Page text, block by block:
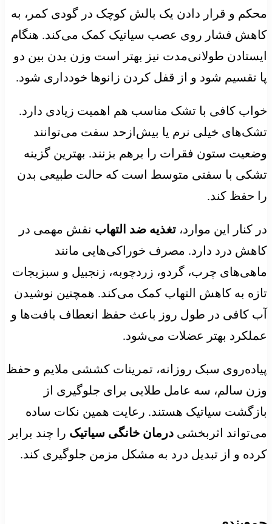
محکم و قرار دادن یک بالش کوچک در گودی کمر، به
کاهش فشار روی عصب سیاتیک کمک می‌کند. هنگام
ایستادن طولانی‌مدت نیز بهتر است وزن بدن بین دو
پا تقسیم شود و از قفل کردن زانوها خودداری شود.
خواب کافی با تشک مناسب هم اهمیت زیادی دارد.
تشک‌های خیلی نرم یا بیش‌ازحد سفت می‌توانند
وضعیت ستون فقرات را برهم بزنند. بهترین گزینه
تشکی با سفتی متوسط است که حالت طبیعی بدن
را حفظ کند.
در کنار این موارد، تغذیه ضد التهاب نقش مهمی در
کاهش درد دارد. مصرف خوراکی‌هایی مانند
ماهی‌های چرب، گردو، زردچوبه، زنجبیل و سبزیجات
تازه به کاهش التهاب کمک می‌کند. همچنین نوشیدن
آب کافی در طول روز باعث حفظ انعطاف بافت‌ها و
عملکرد بهتر عضلات می‌شود.
پیاده‌روی سبک روزانه، تمرینات کششی ملایم و حفظ
وزن سالم، سه عامل طلایی برای جلوگیری از
بازگشت سیاتیک هستند. رعایت همین نکات ساده
می‌تواند اثربخشی درمان خانگی سیاتیک را چند برابر
کرده و از تبدیل درد به مشکل مزمن جلوگیری کند.